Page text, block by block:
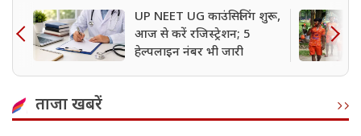
UP NEET UG काउंसिलिंग शुरू,
आज से करें रजिस्ट्रेशन; 5
हेल्पलाइन नंबर भी जारी
ताजा खबरें